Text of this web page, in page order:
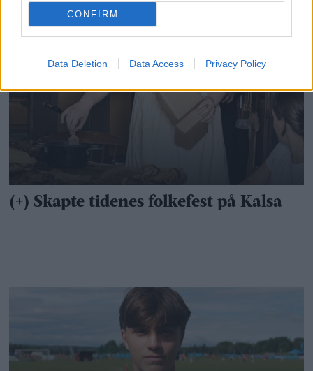
CONFIRM
Data Deletion Data Access Privacy Policy